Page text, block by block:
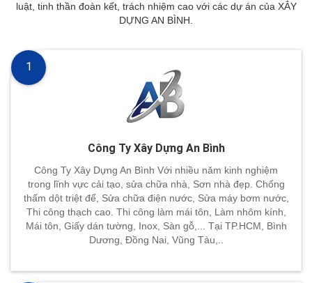
luật, tinh thần đoàn kết, trách nhiệm cao với các dự án của XÂY
DỰNG AN BÌNH.
Công Ty Xây Dựng An Bình
Công Ty Xây Dựng An Bình Với nhiều năm kinh nghiệm
trong lĩnh vực cải tạo, sửa chữa nhà, Sơn nhà đẹp. Chống
thấm dột triệt để, Sửa chữa điện nước, Sửa máy bơm nước,
Thi công thạch cao. Thi công làm mái tôn, Làm nhôm kính,
Mái tôn, Giấy dán tường, Inox, Sàn gỗ,... Tại TP.HCM, Bình
Dương, Đồng Nai, Vũng Tàu,..
1